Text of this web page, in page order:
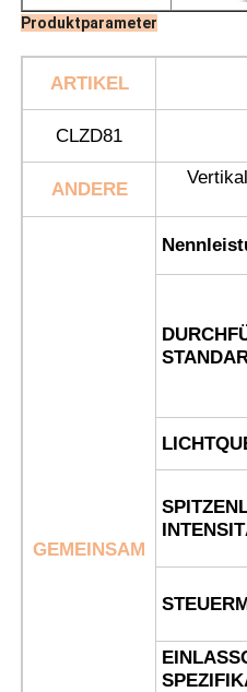
Qualitätskontrolle
Produktparameter
ARTIKEL
CLZD81
ANDERE
GEMEINSAM